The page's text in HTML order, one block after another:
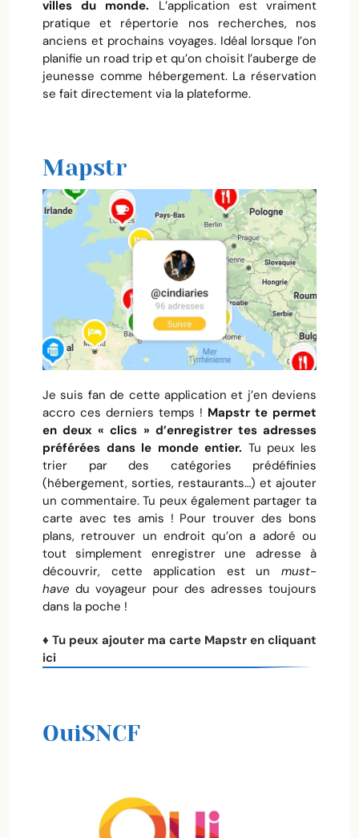
villes du monde. L’application est vraiment
pratique et répertorie nos recherches, nos
anciens et prochains voyages. Idéal lorsque l’on
planifie un road trip et qu’on choisit l’auberge de
jeunesse comme hébergement. La réservation
se fait directement via la plateforme.
Mapstr
Je suis fan de cette application et j’en deviens
accro ces derniers temps ! Mapstr te permet
en deux « clics » d’enregistrer tes adresses
préférées dans le monde entier. Tu peux les
trier par des catégories prédéfinies
(hébergement, sorties, restaurants…) et ajouter
un commentaire. Tu peux également partager ta
carte avec tes amis ! Pour trouver des bons
plans, retrouver un endroit qu’on a adoré ou
tout simplement enregistrer une adresse à
découvrir, cette application est un must-
have du voyageur pour des adresses toujours
dans la poche !
♦ Tu peux ajouter ma carte Mapstr en cliquant
ici
OuiSNCF